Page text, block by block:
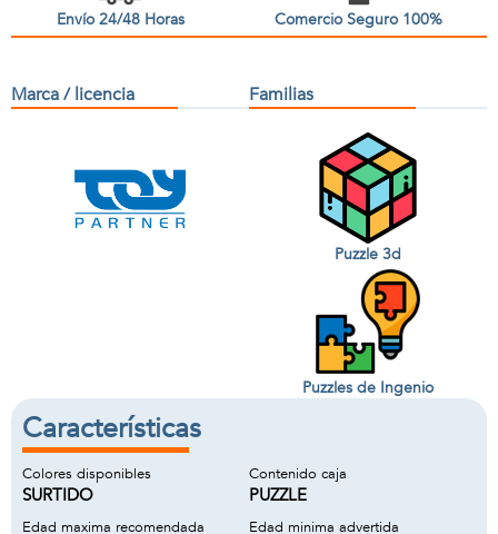
Envío 24/48 Horas Comercio Seguro 100%
Marca / licencia Familias
Puzzle 3d
Puzzles de Ingenio
Características
Colores disponibles
SURTIDO
Contenido caja
PUZZLE
Edad maxima recomendada Edad minima advertida